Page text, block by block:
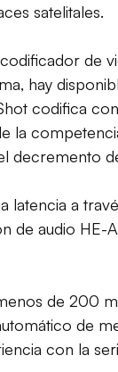
satelitales.
de
hay
codifica
decremento
a
de audio
de 200
de
con la